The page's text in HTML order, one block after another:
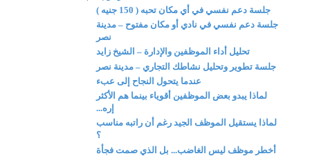
جلسة دعم نفسي في أي مكان تحبه ( 150 جنيه )
جلسة دعم نفسي في نادي أو مكان مفتوح – مدينة
نصر
تحليل أداء الموظفين والإدارة – الشيخ زايد
جلسة تطوير وتحليل نشاطك التجاري – مدينة نصر
عندما يتحول النجاح إلى عبء
لماذا يبدو بعض الموظفين أقوياء بينما هم الأكثر
إره...
لماذا يستقيل الموظف الجيد رغم أن راتبه مناسب
؟
أخطر موظف ليس الغاضب... بل الذي صمت فجأة